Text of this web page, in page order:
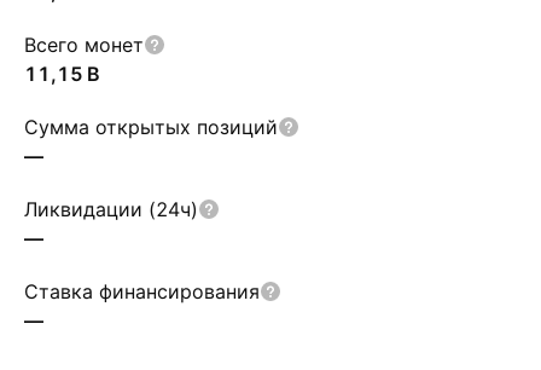
Всего монет
‪11,15 B‬
Сумма открытых позиций
—
Ликвидации (24ч)
—
Ставка финансирования
—